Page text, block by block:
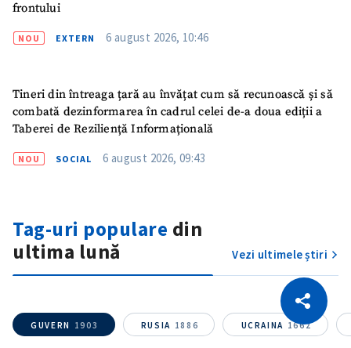
Copiază Link
frontului
NOU EXTERN 6 august 2026, 10:46
Tineri din întreaga țară au învățat cum să recunoască și să
combată dezinformarea în cadrul celei de-a doua ediții a
Taberei de Reziliență Informațională
NOU SOCIAL 6 august 2026, 09:43
Tag-uri populare din
ultima lună
Vezi ultimele știri
GUVERN 1903 RUSIA 1886 UCRAINA 1662
CITEȘTE